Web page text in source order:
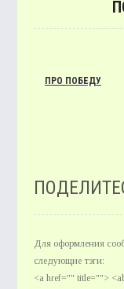
ПРО ПОБЕДУ
Для оформления
следующие тэги:
<a href="" title="">